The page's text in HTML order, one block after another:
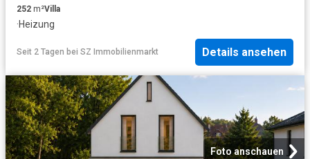
252 m²Villa
·Heizung
Seit 2 Tagen bei SZ Immobilienmarkt Details ansehen
Foto anschauen